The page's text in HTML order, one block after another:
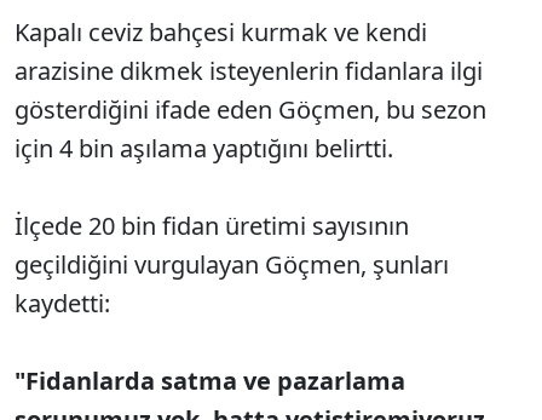
Kapalı ceviz bahçesi kurmak ve kendi
arazisine dikmek isteyenlerin fidanlara ilgi
gösterdiğini ifade eden Göçmen, bu sezon
için 4 bin aşılama yaptığını belirtti.
İlçede 20 bin fidan üretimi sayısının
geçildiğini vurgulayan Göçmen, şunları
kaydetti:
"Fidanlarda satma ve pazarlama